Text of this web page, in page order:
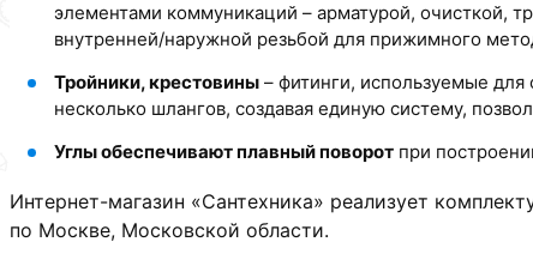
элементами коммуникаций – арматурой, очисткой,
внутренней/наружной резьбой для прижимного
Тройники, крестовины – фитинги, используемые
несколько шлангов, создавая единую систему,
Углы обеспечивают плавный поворот при
Интернет-магазин «Сантехника» реализует
по Москве, Московской области.